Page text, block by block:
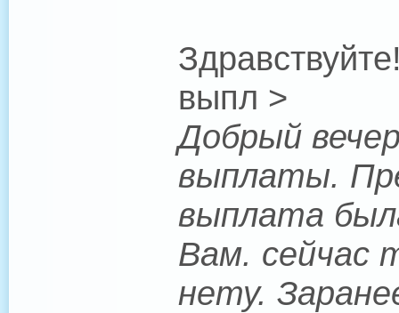
выпл >
Добрый
выплаты.
выплата
Вам. сейчас
нету.